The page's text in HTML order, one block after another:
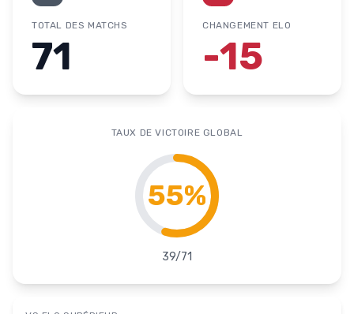
TOTAL DES MATCHS
71
CHANGEMENT ELO
-15
TAUX DE VICTOIRE GLOBAL
55%
39/71